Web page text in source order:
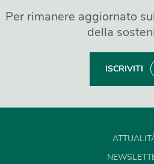
Per rimanere aggiornato
della
ISCRIVITI